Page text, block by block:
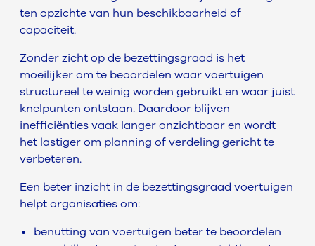
ten opzichte van hun beschikbaarheid of
capaciteit.
Zonder zicht op de bezettingsgraad is het
moeilijker om te beoordelen waar voertuigen
structureel te weinig worden gebruikt en waar juist
knelpunten ontstaan. Daardoor blijven
inefficiënties vaak langer onzichtbaar en wordt
het lastiger om planning of verdeling gericht te
verbeteren.
Een beter inzicht in de bezettingsgraad voertuigen
helpt organisaties om:
benutting van voertuigen beter te beoordelen